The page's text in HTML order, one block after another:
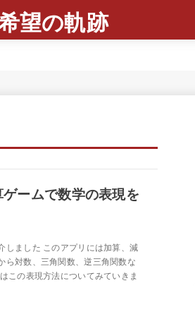
望の軌跡
ームで数学の表現を
しました このアプリには加算、減
ら対数、三角関数、逆三角関数な
この表現方法についてみていきま